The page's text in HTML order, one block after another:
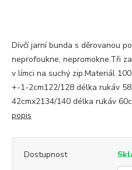
Dívčí jarní bunda s děrovanou
neprofoukne, nepromokne.Tři
v límci na suchý zip.Materiál
+-1-2cm122/128 délka rukáv
42cmx2134/140 délka rukáv
popis
Dostupnost